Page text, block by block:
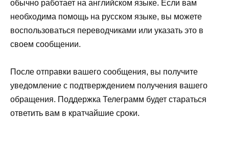
обычно работает на английском языке. Если вам
необходима помощь на русском языке, вы можете
воспользоваться переводчиками или указать это в
своем сообщении.
После отправки вашего сообщения, вы получите
уведомление с подтверждением получения вашего
обращения. Поддержка Телеграмм будет стараться
ответить вам в кратчайшие сроки.